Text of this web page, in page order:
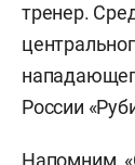
тренер.
России